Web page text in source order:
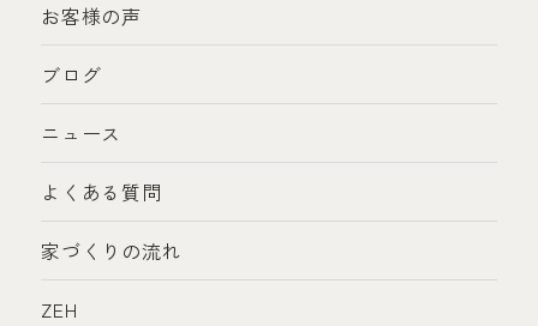
お客様の声
ブログ
ニュース
よくある質問
家づくりの流れ
ZEH